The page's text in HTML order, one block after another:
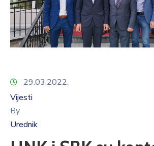
29.03.2022.
Vijesti
By
Urednik